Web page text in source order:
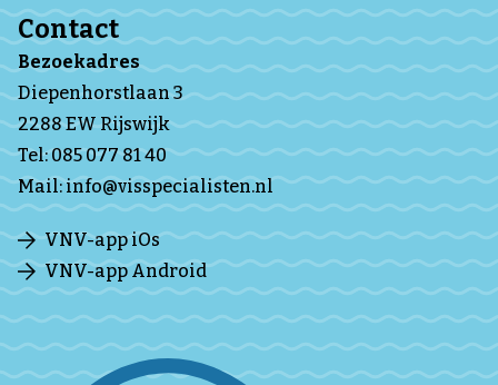
Contact
Bezoekadres
Diepenhorstlaan 3
2288 EW Rijswijk
Tel:085 077 81 40
Mail:info@visspecialisten.nl
VNV-app iOs
VNV-app Android